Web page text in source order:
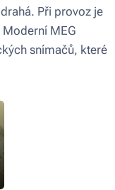
Při provoz je
MEG
snímačů, které